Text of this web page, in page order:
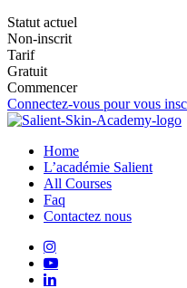
Statut actuel
Non-inscrit
Tarif
Gratuit
Commencer
Connectez-vous pour vous
Home
L’académie Salient
All Courses
Faq
Contactez nous